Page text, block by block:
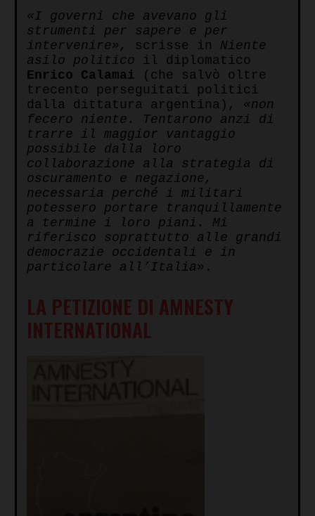
«I governi
che avevano gli
strumenti per sapere e per
intervenire», scrisse in Niente
asilo politico il diplomatico
Enrico Calamai
(che salvò oltre
trecento perseguitati politici
dalla dittatura argentina),
«non
fecero niente. Tentarono anzi di
trarre il maggior vantaggio
possibile dalla loro
collaborazione alla strategia di
oscuramento e negazione,
necessaria perché i militari
potessero portare tranquillamente
a termine i loro piani. Mi
riferisco soprattutto alle grandi
democrazie occidentali e in
particolare all’Italia».
LA PETIZIONE DI AMNESTY
INTERNATIONAL